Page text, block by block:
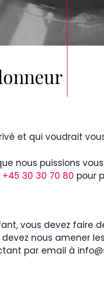
et qui voudrait
nous puissions
+45 30 30 70 80 pour
vous devez faire
nous amener
par email à